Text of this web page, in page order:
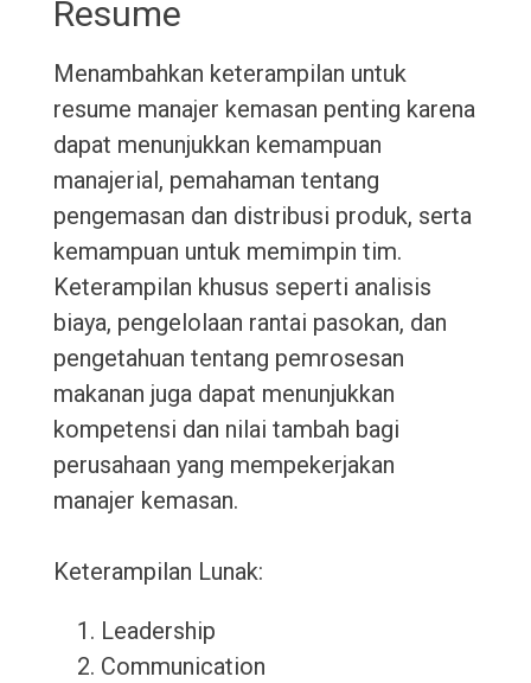
Resume
Menambahkan keterampilan untuk
resume manajer kemasan penting karena
dapat menunjukkan kemampuan
manajerial, pemahaman tentang
pengemasan dan distribusi produk, serta
kemampuan untuk memimpin tim.
Keterampilan khusus seperti analisis
biaya, pengelolaan rantai pasokan, dan
pengetahuan tentang pemrosesan
makanan juga dapat menunjukkan
kompetensi dan nilai tambah bagi
perusahaan yang mempekerjakan
manajer kemasan.
Keterampilan Lunak:
Leadership
Communication